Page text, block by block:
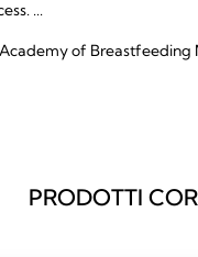
...
Academy of Breastfeeding
PRODOTTI